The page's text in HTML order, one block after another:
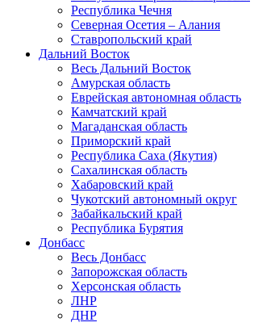
Республика Чечня
Северная Осетия – Алания
Ставропольский край
Дальний Восток
Весь Дальний Восток
Амурская область
Еврейская автономная область
Камчатский край
Магаданская область
Приморский край
Республика Саха (Якутия)
Сахалинская область
Хабаровский край
Чукотский автономный округ
Забайкальский край
Республика Бурятия
Донбасс
Весь Донбасс
Запорожская область
Херсонская область
ЛНР
ДНР